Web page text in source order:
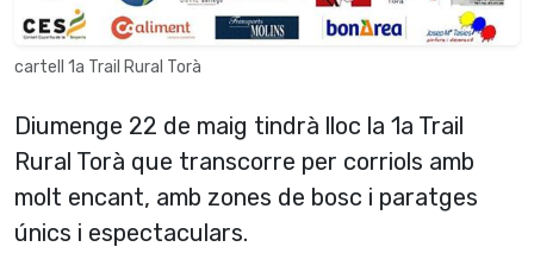
cartell 1a Trail Rural Torà
Diumenge 22 de maig tindrà lloc la 1a Trail
Rural Torà que transcorre per corriols amb
molt encant, amb zones de bosc i paratges
únics i espectaculars.